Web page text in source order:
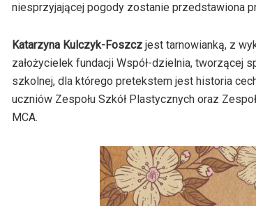
niesprzyjającej pogody zostanie przedstawiona
Katarzyna Kulczyk-Foszcz jest tarnowianką, z
założycielek fundacji Współ-dzielnia, tworzącej
szkolnej, dla którego pretekstem jest historia
uczniów Zespołu Szkół Plastycznych oraz
MCA.